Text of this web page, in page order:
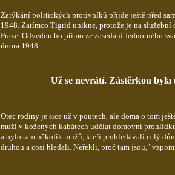
Zatýkání politických protivníků přijde ještě před
1948. Zatímco Tigrid unikne, protože je na služební
Praze. Odvedou ho přímo ze zasedání Jednotného
února 1948.
Už se nevrátí. Zástěrkou byla
Otec rodiny je sice už v poutech, ale doma o tom
muži v kožených kabátech udělat domovní
a bylo tam několik mužů, kteří prohledávali celý
druhou a cosi hledali. Neřekli, proč tam jsou,"